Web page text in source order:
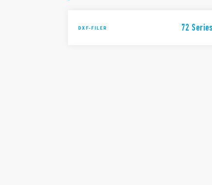
DXF-FILER 72 Series